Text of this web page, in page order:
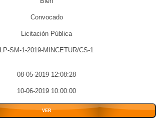
Convocado
Licitación Pública
LP-SM-1-2019-MINCETUR/CS-1
08-05-2019 12:08:28
10-06-2019 10:00:00
VER